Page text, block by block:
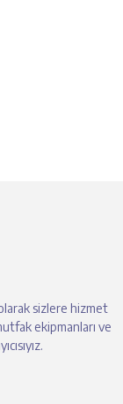
sizlere hizmet
ekipmanları ve